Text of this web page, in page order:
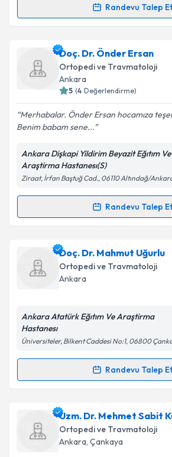
Randevu Talep Et
Randevu Takvimi Talebi
Prof. Dr. Hüseyin Demirörsiçin
talebi oluşturun. Size bu uzmandan
için bir takvim hazırlandığında e-
bilgilendireceğiz.
E-posta Adresiniz
Kişisel verilerimin işlenmesine
Metni'ni okudum ve kişisel
kapsamda işlenmesini kabul
Doç. Dr. Önder Ersan
Ortopedi ve Travmatoloji
Ankara
5 (4 Değerlendirme)
Merhabalar. Önder Ersan hocamıza
Benim babam sene...
Ankara Dişkapi Yildirim Beyazit Eğıtım Ve
Araştirma Hastanesı(S)
Ziraat, İrfan Baştuğ Cad., 06110 Altındağ/
Randevu Talep Et
Randevu Takvimi Talebi
Doç. Dr. Önder Ersaniçin
oluşturun. Size bu uzmandan
takvim hazırlandığında e-posta ile
Kişisel verilerimin işlenmesine
'ni okudum ve kişisel
kapsamda işlenmesini kabul
Takvim Talebini
Doç. Dr. Mahmut Uğurlu
Ortopedi ve Travmatoloji
Ankara
Ankara Atatürk Eğıtım Ve Araştirma
Hastanesı
Üniversiteler, Bilkent Caddesi No:1, 06800
Randevu Talep Et
Randevu Takvimi Talebi
Doç. Dr. Mahmut Uğurlu için
oluşturun. Size bu uzmandan
takvim hazırlandığında e-posta ile
Uzm. Dr. Mehmet Sabit
Ortopedi ve Travmatoloji
Ankara, Çankaya